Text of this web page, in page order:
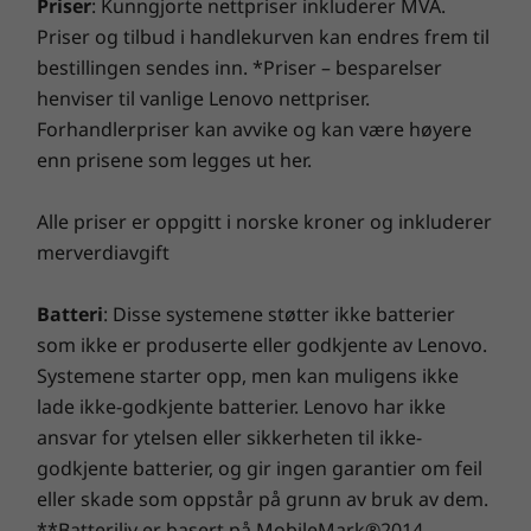
En fest for sansene
dine
Fordyp deg i imponerende grafikk på den 14-
tommers bærbare ThinkBook Gen 8-PC-en
som leveres med flere skjermvalg. Den
sjenerøse skjermen og nøyaktige
fargepresisjon skaper en fengslende
seeropplevelse, mens Dolby Audio™ forbedrer
lydkvaliteten til det beste. Den er dessuten TÜV
Eyesafe® -sertifisert for å bidra til å forhindre
tretthet i øynene over lengre perioder.
* 6GHz WiFi 6E-drift er avhengig av støtte fra operativsystemet, rutere/AP-
er/gatewayer som støtter WiFi 6E, sammen med regionale regulatoriske
sertifiseringer og tildeling av sprektrum.
Støttet dokkingstasjon
USB-C ®3.0 dokk
Dimensjoner (H x B x D)
16,9 mm x 313,5 mm x 224,0 mm / 0.66″ x 12.34″ x 8/82″
Vekt
Starter på 1,36 kg
Tastatur
IT-investeringen din ved å bruke forbedret sikkerhet
for å avverge annonseprogrammer, skadelig
programvare og andre trusler. Slipp løs potensialet for
en spennende virtuell reise!
Priser: Kunngjorte nettpriser inkluderer MVA.
Priser og tilbud i handlekurven kan endres frem til
bestillingen sendes inn. *Priser – besparelser
henviser til vanlige Lenovo nettpriser.
Forhandlerpriser kan avvike og kan være høyere
enn prisene som legges ut her.
Alle priser er oppgitt i norske kroner og inkluderer
merverdiavgift
Batteri: Disse systemene støtter ikke batterier
som ikke er produserte eller godkjente av Lenovo.
Systemene starter opp, men kan muligens ikke
lade ikke-godkjente batterier. Lenovo har ikke
ansvar for ytelsen eller sikkerheten til ikke-
godkjente batterier, og gir ingen garantier om feil
eller skade som oppstår på grunn av bruk av dem.